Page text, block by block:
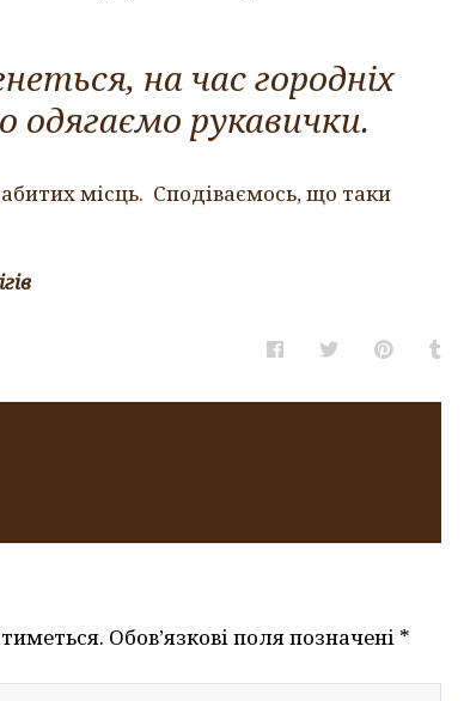
на час городніх
одягаємо рукавички.
місць. Сподіваємось, що таки
FacebookTwitterPinterest
Обов’язкові поля позначені *